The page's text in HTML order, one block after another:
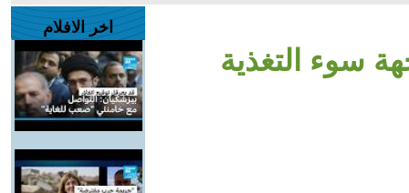
سوء التغذية
اخر الافلام